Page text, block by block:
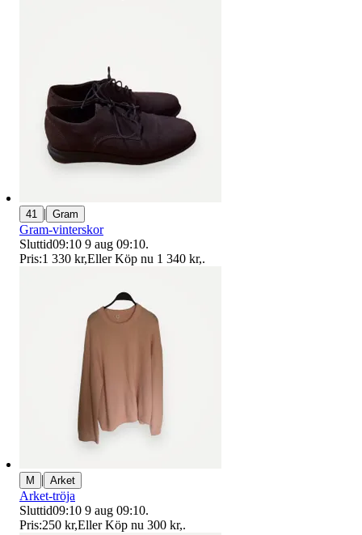
41 | Gram
Gram-vinterskor
Sluttid09:10 9 aug 09:10.
Pris:1 330 kr,Eller Köp nu 1 340 kr,.
M | Arket
Arket-tröja
Sluttid09:10 9 aug 09:10.
Pris:250 kr,Eller Köp nu 300 kr,.